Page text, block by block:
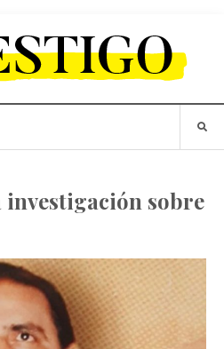
investigación sobre